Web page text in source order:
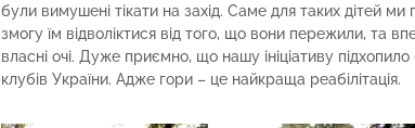
були вимушені тікати на захід. Саме для таких дітей
змогу їм відволіктися від того, що вони пережили, та
власні очі. Дуже приємно, що нашу ініціативу
клубів України. Адже гори – це найкраща реабілітація.